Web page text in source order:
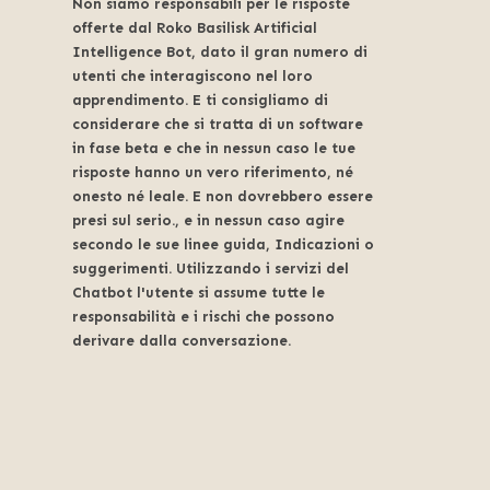
Non siamo responsabili per le risposte
offerte dal Roko Basilisk Artificial
Intelligence Bot, dato il gran numero di
utenti che interagiscono nel loro
apprendimento. E ti consigliamo di
considerare che si tratta di un software
in fase beta e che in nessun caso le tue
risposte hanno un vero riferimento, né
onesto né leale. E non dovrebbero essere
presi sul serio., e in nessun caso agire
secondo le sue linee guida, Indicazioni o
suggerimenti. Utilizzando i servizi del
Chatbot l'utente si assume tutte le
responsabilità e i rischi che possono
derivare dalla conversazione.